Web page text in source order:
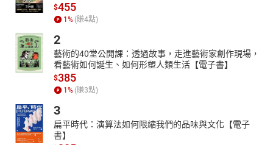
$455
1 % (賺4點)
2
藝術的40堂公開課：透過故事，走進藝術家創作現場，
看藝術如何誕生、如何形塑人類生活【電子書】
$385
1 % (賺3點)
3
扁平時代：演算法如何限縮我們的品味與文化【電子
書】